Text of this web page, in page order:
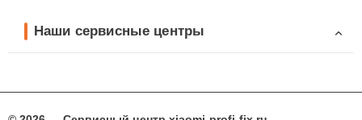
Наши сервисные центры